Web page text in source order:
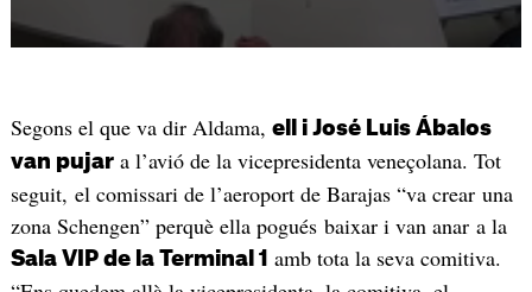
Segons el que va dir Aldama, ell i José Luis Ábalos
van pujara l’avió de la vicepresidenta veneçolana. Tot
seguit, el comissari de l’aeroport de Barajas “va crear una
zona Schengen” perquè ella pogués baixar i van anar a la
Sala VIP de la Terminal 1 amb tota la seva comitiva.